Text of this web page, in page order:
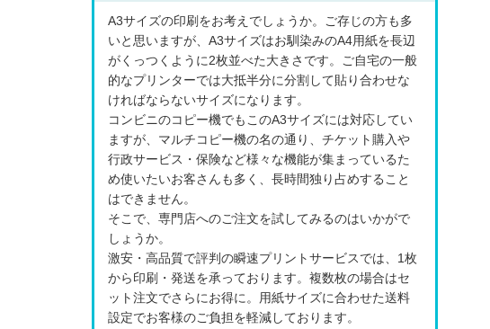
A3サイズの印刷をお考えでしょうか。ご存じの方も多
いと思いますが、A3サイズはお馴染みのA4用紙を長辺
がくっつくように2枚並べた大きさです。ご自宅の一般
的なプリンターでは大抵半分に分割して貼り合わせな
ければならないサイズになります。
コンビニのコピー機でもこのA3サイズには対応してい
ますが、マルチコピー機の名の通り、チケット購入や
行政サービス・保険など様々な機能が集まっているた
め使いたいお客さんも多く、長時間独り占めすること
はできません。
そこで、専門店へのご注文を試してみるのはいかがで
しょうか。
激安・高品質で評判の瞬速プリントサービスでは、1枚
から印刷・発送を承っております。複数枚の場合はセ
ット注文でさらにお得に。用紙サイズに合わせた送料
設定でお客様のご負担を軽減しております。